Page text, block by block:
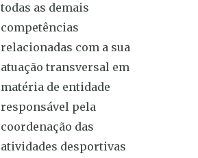
todas as demais
competências
relacionadas com a sua
atuação transversal em
matéria de entidade
responsável pela
coordenação das
atividades desportivas